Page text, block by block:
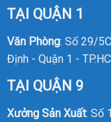
TẠI QUẬN 1
Văn Phòng: Số 29/
Định - Quận 1 -
TẠI QUẬN 9
Xưởng Sản Xuất: Số